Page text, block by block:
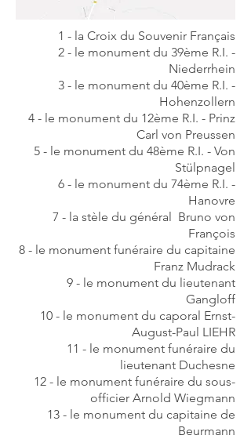
1 - la Croix du Souvenir Français
2 - le monument du 39ème R.I. -
Niederrhein
3 - le monument du 40ème R.I. -
Hohenzollern
4 - le monument du 12ème R.I. - Prinz
Carl von Preussen
5 - le monument du 48ème R.I. - Von
Stülpnagel
6 - le monument du 74ème R.I. -
Hanovre
7 - la stèle du général Bruno von
François
8 - le monument funéraire du capitaine
Franz Mudrack
9 - le monument du lieutenant
Gangloff
10 - le monument du caporal Ernst-
August-Paul LIEHR
11 - le monument funéraire du
lieutenant Duchesne
12 - le monument funéraire du sous-
officier Arnold Wiegmann
13 - le monument du capitaine de
Beurmann